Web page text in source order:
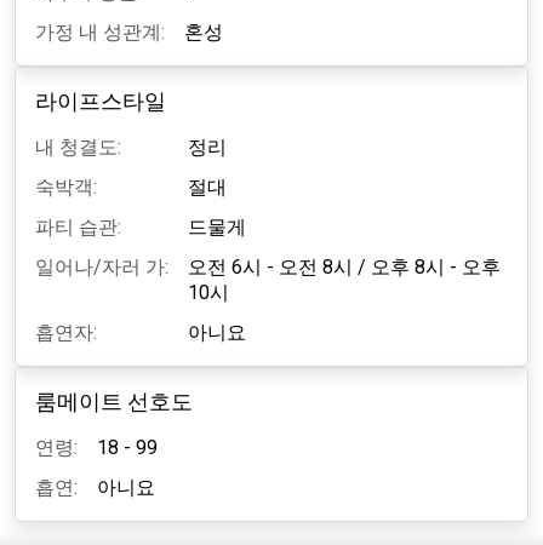
가정 내 성관계:
혼성
라이프스타일
내 청결도:
정리
숙박객:
절대
파티 습관:
드물게
일어나/자러 가:
오전 6시 - 오전 8시 / 오후 8시 - 오후
10시
흡연자:
아니요
룸메이트 선호도
연령:
18 - 99
흡연:
아니요